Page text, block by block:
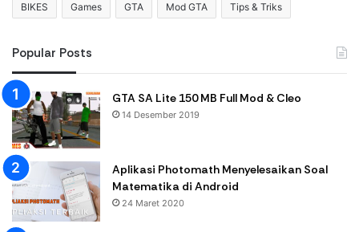
BIKES Games GTA Mod GTA Tips & Triks
Popular Posts
GTA SA Lite 150 MB Full Mod & Cleo
14 Desember 2019
Aplikasi Photomath Menyelesaikan Soal
Matematika di Android
24 Maret 2020